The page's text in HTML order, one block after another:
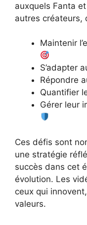
auxquels Fanta
autres créateurs,
Maintenir
S’adapter
Répondre
Quantifier
Gérer leur
Ces défis sont
une stratégie
succès dans cet
évolution. Les
ceux qui
valeurs.